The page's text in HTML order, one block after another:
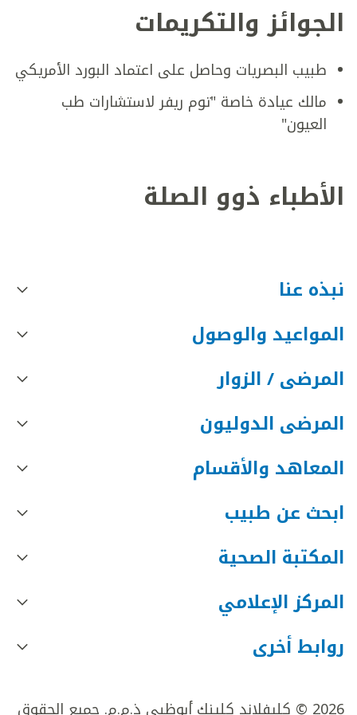
الجوائز والتكريمات
طبيب البصريات وحاصل على اعتماد البورد الأمريكي
مالك عيادة خاصة "توم ريفر لاستشارات طب
العيون"
الأطباء ذوو الصلة
نبذه عنا
المواعيد والوصول
المرضى / الزوار
المرضى الدوليون
المعاهد والأقسام
ابحث عن طبيب
المكتبة الصحية
المركز الإعلامي
روابط أخرى
2026 © كليفلاند كلينك أبوظبي ذ.م.م. جميع الحقوق